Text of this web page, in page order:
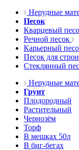
Нерудные
Песок
Кварцевый
Речной песок
Карьерный
Песок для
Стеклянный
Нерудные
Грунт
Плодородный
Растительный
Чернозём
Торф
В мешках 50л
В биг-бегах